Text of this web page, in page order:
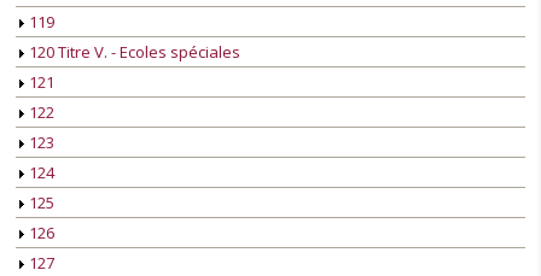
119
120 Titre V. - Ecoles spéciales
121
122
123
124
125
126
127